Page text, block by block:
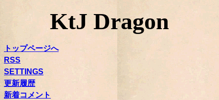
KtJ Dragon
トップページへ
RSS
SETTINGS
更新履歴
新着コメント